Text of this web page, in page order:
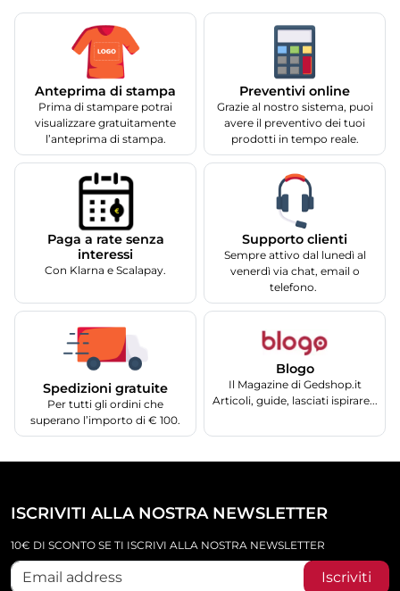
Anteprima di stampa
Prima di stampare potrai
visualizzare gratuitamente
l’anteprima di stampa.
Preventivi online
Grazie al nostro sistema, puoi
avere il preventivo dei tuoi
prodotti in tempo reale.
Paga a rate senza
interessi
Con Klarna e Scalapay.
Supporto clienti
Sempre attivo dal lunedì al
venerdì via chat, email o
telefono.
Spedizioni gratuite
Per tutti gli ordini che
superano l’importo di € 100.
Blogo
Il Magazine di Gedshop.it
Articoli, guide, lasciati ispirare...
ISCRIVITI ALLA NOSTRA NEWSLETTER
10€ DI SCONTO SE TI ISCRIVI ALLA NOSTRA NEWSLETTER
Iscriviti